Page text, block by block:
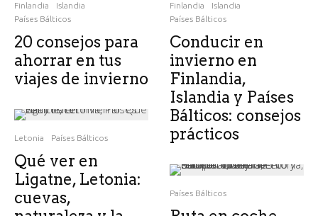
Finlandia
Islandia
Países Bálticos
20 consejos para
ahorrar en tus
viajes de invierno
Letonia Países Bálticos
Qué ver en
Ligatne, Letonia:
cuevas,
Finlandia
Islandia
Países Bálticos
Conducir en
invierno en
Finlandia,
Islandia y Países
Bálticos: consejos
prácticos
Países Bálticos